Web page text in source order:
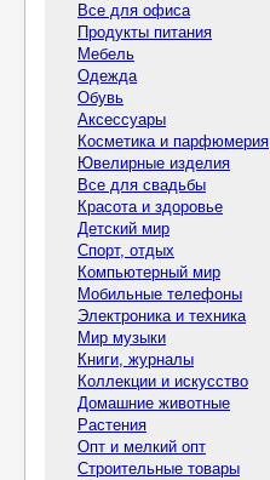
Все для офиса
Продукты питания
Мебель
Одежда
Обувь
Аксессуары
Косметика и парфюмерия
Ювелирные изделия
Все для свадьбы
Красота и здоровье
Детский мир
Спорт, отдых
Компьютерный мир
Мобильные телефоны
Электроника и техника
Мир музыки
Книги, журналы
Коллекции и искусство
Домашние животные
Растения
Опт и мелкий опт
Строительные товары